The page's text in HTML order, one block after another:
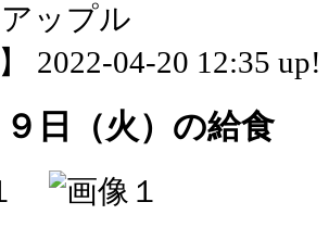
ップル
2022-04-20 12:35 up!
９日（火）の給食